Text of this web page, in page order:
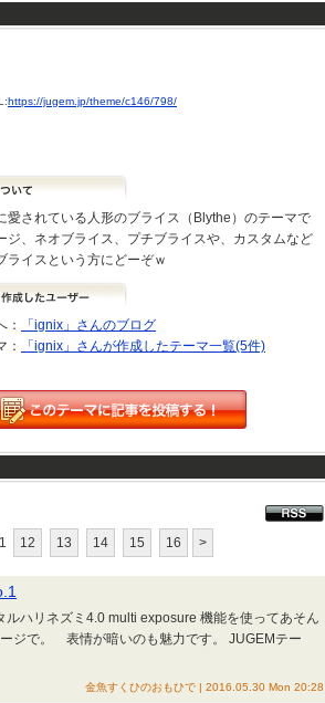
https://jugem.jp/theme/c146/798/
愛されている人形のブライス（Blythe）のテーマで
ジ、ネオブライス、プチブライスや、カスタムなど
ライスという方にどーぞｗ
：
「ignix」さんのブログ
：
「ignix」さんが作成したテーマ一覧(5件)
12 13 14 15 16 >
ルハリネズミ4.0 multi exposure 機能を使ってあそん
ジで。 表情が暗いのも魅力です。 JUGEMテー
金魚すくひのおもひで | 2016.05.30 Mon 20:28